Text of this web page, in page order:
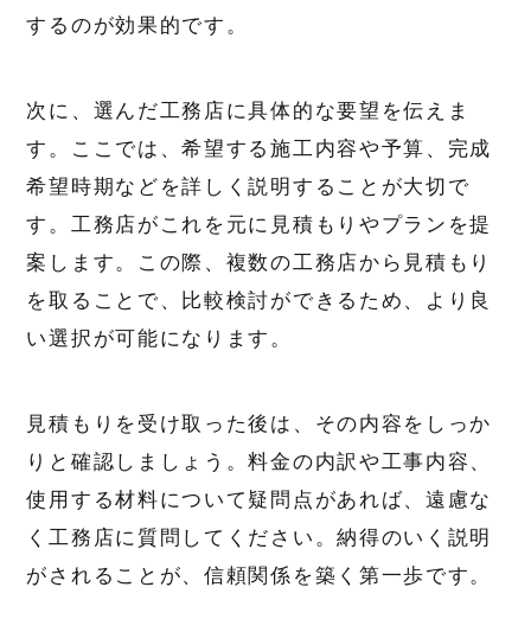
するのが効果的です。
次に、選んだ工務店に具体的な要望を伝えま
す。ここでは、希望する施工内容や予算、完成
希望時期などを詳しく説明することが大切で
す。工務店がこれを元に見積もりやプランを提
案します。この際、複数の工務店から見積もり
を取ることで、比較検討ができるため、より良
い選択が可能になります。
見積もりを受け取った後は、その内容をしっか
りと確認しましょう。料金の内訳や工事内容、
使用する材料について疑問点があれば、遠慮な
く工務店に質問してください。納得のいく説明
がされることが、信頼関係を築く第一歩です。